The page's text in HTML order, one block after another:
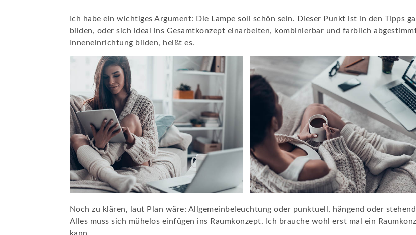
Ich habe ein wichtiges Argument: Die Lampe soll schön sein. Dieser Punkt ist in den Tipps
bilden, oder sich ideal ins Gesamtkonzept einarbeiten, kombinierbar und farblich
Inneneinrichtung bilden, heißt es.
Noch zu klären, laut Plan wäre: Allgemeinbeleuchtung oder punktuell, hängend oder
Alles muss sich mühelos einfügen ins Raumkonzept. Ich brauche wohl erst mal ein
kann…